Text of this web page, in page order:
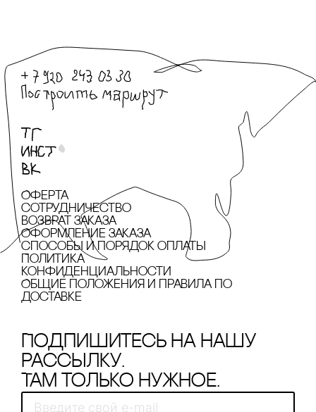
Оферта
сотрудничество
Возврат заказа
Оформление заказа
cпособы и порядок оплаты
Политика
конфиденциальности
Общие положения и правила по
доставке
Подпишитесь на нашу
рассылку.
Там только нужное.